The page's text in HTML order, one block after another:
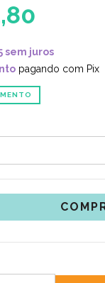
sem juros
pagando com Pix